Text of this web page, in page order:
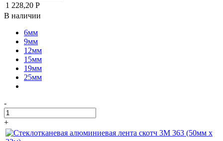
1 228,20 Р
В наличии
6мм
9мм
12мм
15мм
19мм
25мм
-
+